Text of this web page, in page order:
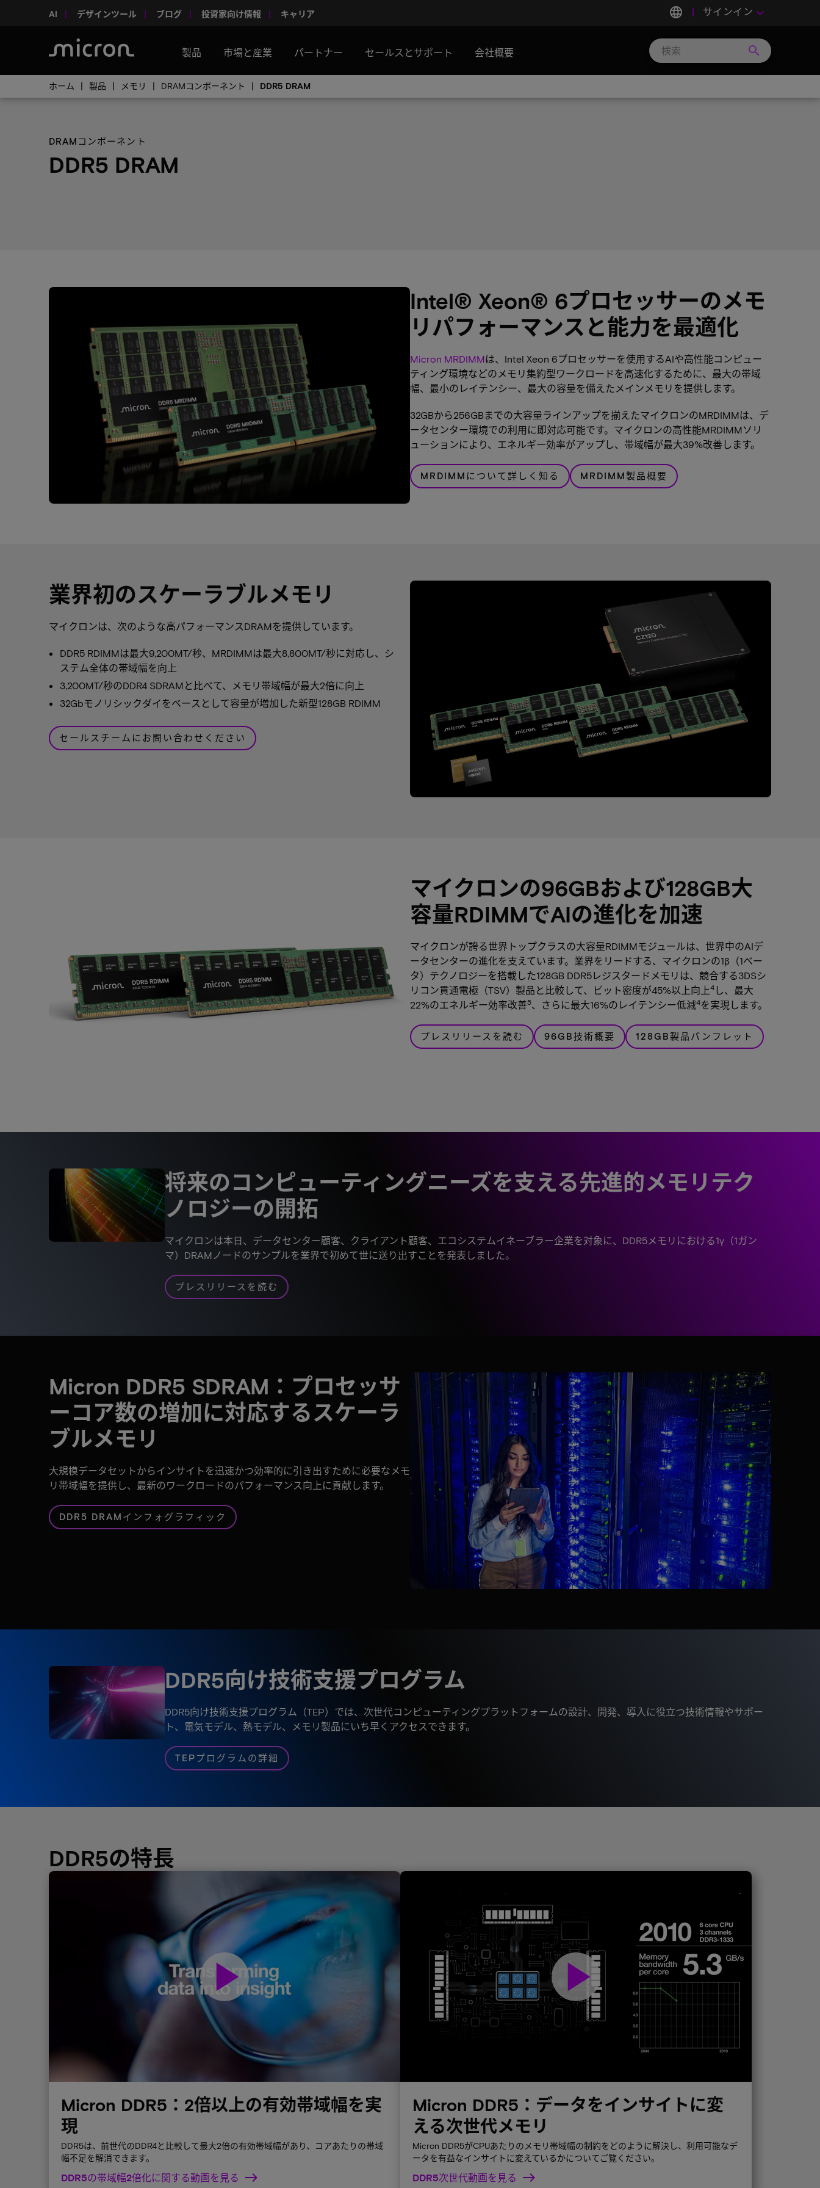
AI デザインツール ブログ 投資家向け情報 キャリア language サインイン keyboard_arrow_down
製品 市場と産業 パートナー セールスとサポート 会社概要 search
ホーム 製品 メモリ DRAMコンポーネント DDR5 DRAM
DRAMコンポーネント
DDR5 DRAM
Intel® Xeon® 6プロセッサーのメモ
リパフォーマンスと能力を最適化
Micron MRDIMMは、Intel Xeon 6プロセッサーを使用するAIや高性能コンピュー
ティング環境などのメモリ集約型ワークロードを高速化するために、最大の帯域
幅、最小のレイテンシー、最大の容量を備えたメインメモリを提供します。
32GBから256GBまでの大容量ラインアップを揃えたマイクロンのMRDIMMは、デ
ータセンター環境での利用に即対応可能です。マイクロンの高性能MRDIMMソリ
ューションにより、エネルギー効率がアップし、帯域幅が最大39%改善します。
MRDIMMについて詳しく知る MRDIMM製品概要
業界初のスケーラブルメモリ
マイクロンは、次のような高パフォーマンスDRAMを提供しています。
DDR5 RDIMMは最大9,200MT/秒、MRDIMMは最大8,800MT/秒に対応し、シ
ステム全体の帯域幅を向上
3,200MT/秒のDDR4 SDRAMと比べて、メモリ帯域幅が最大2倍に向上
32Gbモノリシックダイをベースとして容量が増加した新型128GB RDIMM
セールスチームにお問い合わせください
マイクロンの96GBおよび128GB大
容量RDIMMでAIの進化を加速
マイクロンが誇る世界トップクラスの大容量RDIMMモジュールは、世界中のAIデ
ータセンターの進化を支えています。業界をリードする、マイクロンの1β（1ベー
タ）テクノロジーを搭載した128GB DDR5レジスタードメモリは、競合する3DSシ
リコン貫通電極（TSV）製品と比較して、ビット密度が45%以上向上4 し、最大
22%のエネルギー効率改善5、さらに最大16%のレイテンシー低減4を実現します。
プレスリリースを読む 96GB技術概要 128GB製品パンフレット
将来のコンピューティングニーズを支える先進的メモリテク
ノロジーの開拓
マイクロンは本日、データセンター顧客、クライアント顧客、エコシステムイネーブラー企業を対象に、DDR5メモリにおける1γ（1ガン
マ）DRAMノードのサンプルを業界で初めて世に送り出すことを発表しました。
プレスリリースを読む
Micron DDR5 SDRAM：プロセッサ
ーコア数の増加に対応するスケーラ
ブルメモリ
大規模データセットからインサイトを迅速かつ効率的に引き出すために必要なメモ
リ帯域幅を提供し、最新のワークロードのパフォーマンス向上に貢献します。
DDR5 DRAMインフォグラフィック
DDR5向け技術支援プログラム
DDR5向け技術支援プログラム（TEP）では、次世代コンピューティングプラットフォームの設計、開発、導入に役立つ技術情報やサポー
ト、電気モデル、熱モデル、メモリ製品にいち早くアクセスできます。
TEPプログラムの詳細
DDR5の特長
Micron DDR5：2倍以上の有効帯域幅を実
現
DDR5は、前世代のDDR4と比較して最大2倍の有効帯域幅があり、コアあたりの帯域
幅不足を解消できます。
DDR5の帯域幅2倍化に関する動画を見る
play_arrow
Micron DDR5：データをインサイトに変
える次世代メモリ
Micron DDR5がCPUあたりのメモリ帯域幅の制約をどのように解決し、利用可能なデ
ータを有益なインサイトに変えているかについてご覧ください。
DDR5次世代動画を見る
play_arrow